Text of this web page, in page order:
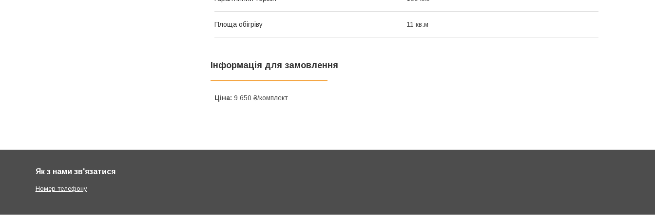
Площа обігріву 11 кв.м
Інформація для замовлення
Ціна: 9 650 ₴/комплект
Як з нами зв'язатися
Номер телефону